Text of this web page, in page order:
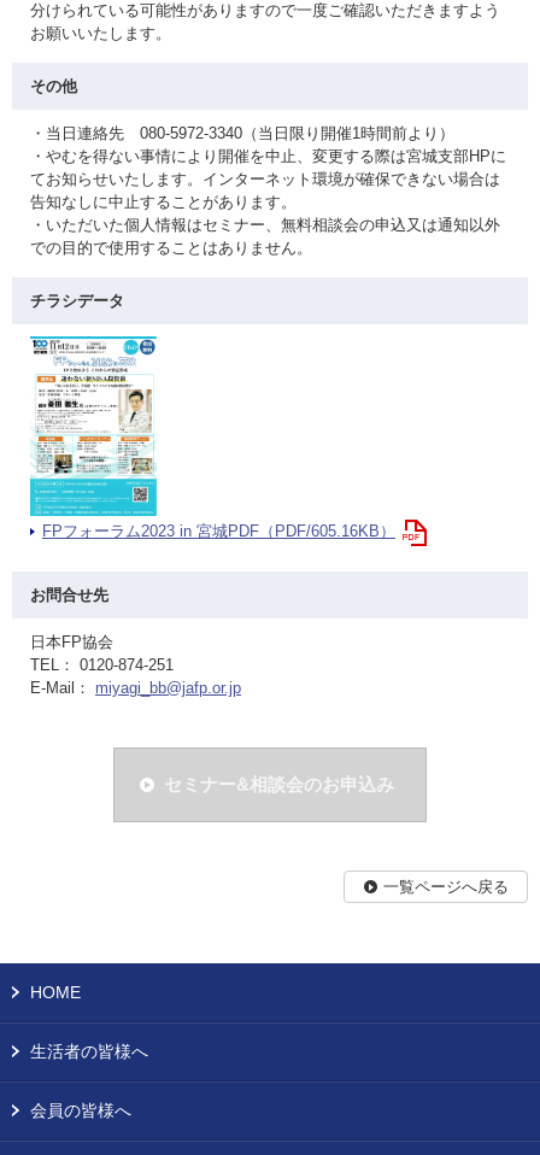
分けられている可能性がありますので一度ご確認いただきますよう
お願いいたします。
その他
・当日連絡先 080-5972-3340（当日限り開催1時間前より）
・やむを得ない事情により開催を中止、変更する際は宮城支部HPに
てお知らせいたします。インターネット環境が確保できない場合は
告知なしに中止することがあります。
・いただいた個人情報はセミナー、無料相談会の申込又は通知以外
での目的で使用することはありません。
チラシデータ
FPフォーラム2023 in 宮城PDF（PDF/605.16KB）
お問合せ先
日本FP協会
TEL： 0120-874-251
E-Mail： miyagi_bb@jafp.or.jp
セミナー&相談会のお申込み
一覧ページへ戻る
HOME
生活者の皆様へ
会員の皆様へ